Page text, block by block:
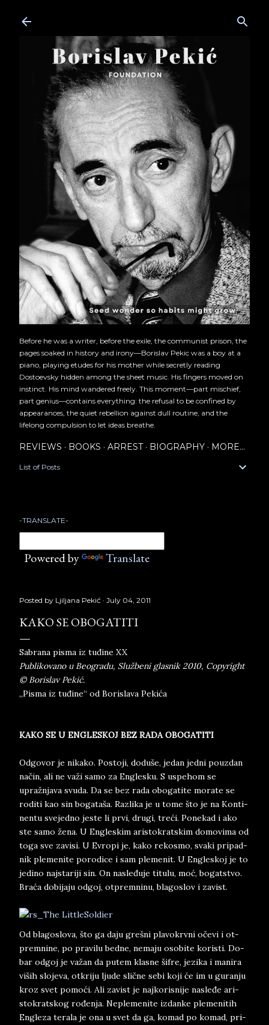
Before he was a writer, before the exile, the communist prison, the
pages soaked in history and irony—Borislav Pekic was a boy at a
piano, playing etudes for his mother while secretly reading
Dostoevsky hidden among the sheet music. His fingers moved on
instinct. His mind wandered freely. This moment—part mischief,
part genius—contains everything: the refusal to be confined by
appearances, the quiet rebellion against dull routine, and the
lifelong compulsion to let ideas breathe.
REVIEWS BOOKS ARREST BIOGRAPHY MORE…
List of Posts
-TRANSLATE-
Powered by Translate
Posted by Ljiljana Pekić July 04, 2011
KAKO SE OBOGATITI
Sabrana pisma iz tuđine XX
Publikovano u Beogradu, Službeni glasnik 2010, Copyright
© Borislav Pekić.
„Pisma iz tuđine“ od Borislava Pekića
KAKO SE U EN­GLE­SKOJ BEZ RADA OBO­GA­TI­TI
Od­go­vor ­je ni­ka­ko. Po­sto­ji, doduše, je­da­n ­jed­ni­ po­u­zdan
način, ali ne važi samo za En­gle­sku. S uspe­hom se
upražnja­va svu­da. Da se bez rada obo­ga­ti­te mo­ra­te se
ro­di­ti ka­o ­sin bo­ga­ta­ša. Raz­li­ka ­je u to­me ­š­to­ je na Kon­ti­
nen­tu sve­jed­no je­ste li prvi, dru­gi, treći. Po­ne­kad i ako
ste samo žena. U En­gle­skim ari­sto­krat­skim do­mo­vi­ma od
toga sve za­vi­si. U Evro­pi je, kako re­ko­smo, sva­ki pri­pad­
nik ple­me­ni­te po­ro­di­ce i sam ple­me­nit. U Eng­le­skoj je to
je­di­no naj­sta­ri­ji sin. On na­sleđuje ti­tu­lu, moć, bo­gat­stvo.
Braća do­bi­ja­ju od­goj, ot­prem­ni­nu, bla­go­slov i za­vist.
Od bla­go­slo­va, što ga daju gre­š­ni pla­vo­krv­ni očevi i ot­
prem­ni­ne, po pra­vi­lu bed­ne, ne­ma­ju oso­bi­te ko­risti. Do­
ba­r od­goj je važan da pu­tem kla­sne ši­fre, je­zi­ka i ma­ni­ra
viših slojeva, otkri­ju lju­de slične sebi koji će im u gu­ran­ju
kroz svet pomoći. Ali za­vi­st je naj­kori­sni­je na­sleđe ari­
sto­krat­skog rođenja. Ne­pleme­ni­te iz­dan­ke ple­me­ni­tih
En­gle­za te­ra­la je ona u svet da ga, ko­mad po ko­mad, pri­